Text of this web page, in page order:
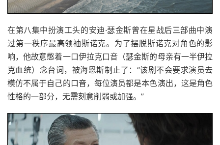
在第八集中扮演工头的安迪·瑟金斯曾在星战后三部曲中演
过第一秩序最高领袖斯诺克。为了摆脱斯诺克对角色的影
响，他故意憋着一口伊拉克口音（瑟金斯的母亲有一半伊拉
克血统）念台词，被海恩斯制止了：“该剧不会要求演员去
模仿不属于自己的口音，每位演员都是本色演出，这是角色
性格的一部分，无需刻意削弱或加强。”